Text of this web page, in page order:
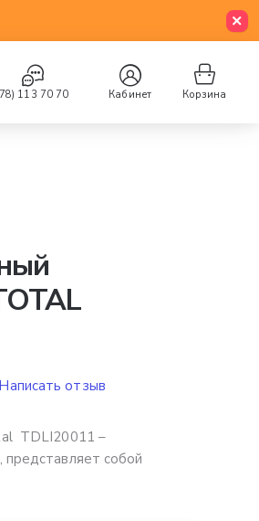
113 70 70 Кабинет Корзина
TDLI20011 –
представляет собой
Написать отзыв